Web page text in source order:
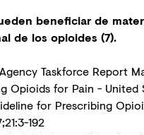
beneficiar de
de los opioides (7).
Taskforce Report
Opioids for Pain -
for Prescribing
192